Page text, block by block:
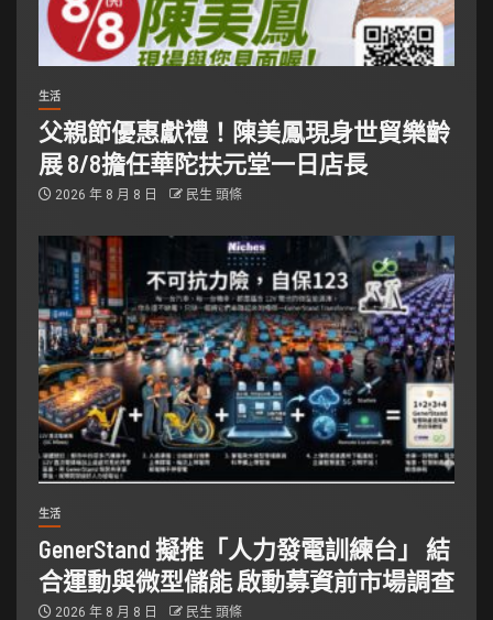
生活
父親節優惠獻禮！陳美鳳現身世貿樂齡
展 8/8擔任華陀扶元堂一日店長
2026 年 8 月 8 日 民生 頭條
生活
GenerStand 擬推「人力發電訓練台」 結
合運動與微型儲能 啟動募資前市場調查
2026 年 8 月 8 日 民生 頭條